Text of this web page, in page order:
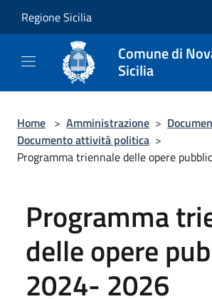
Regione Sicilia
Comune di
Sicilia
Home > Amministrazione >
Documento attività politica >
Programma triennale delle opere
Programma
delle opere
2024- 2026